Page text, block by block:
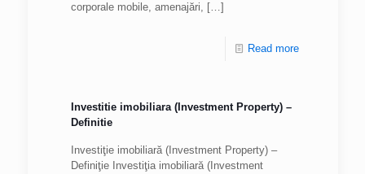
corporale mobile, amenajări, […]
Read more
Investitie imobiliara (Investment Property) –
Definitie
Investiţie imobiliară (Investment Property) –
Definiţie Investiţia imobiliară (Investment